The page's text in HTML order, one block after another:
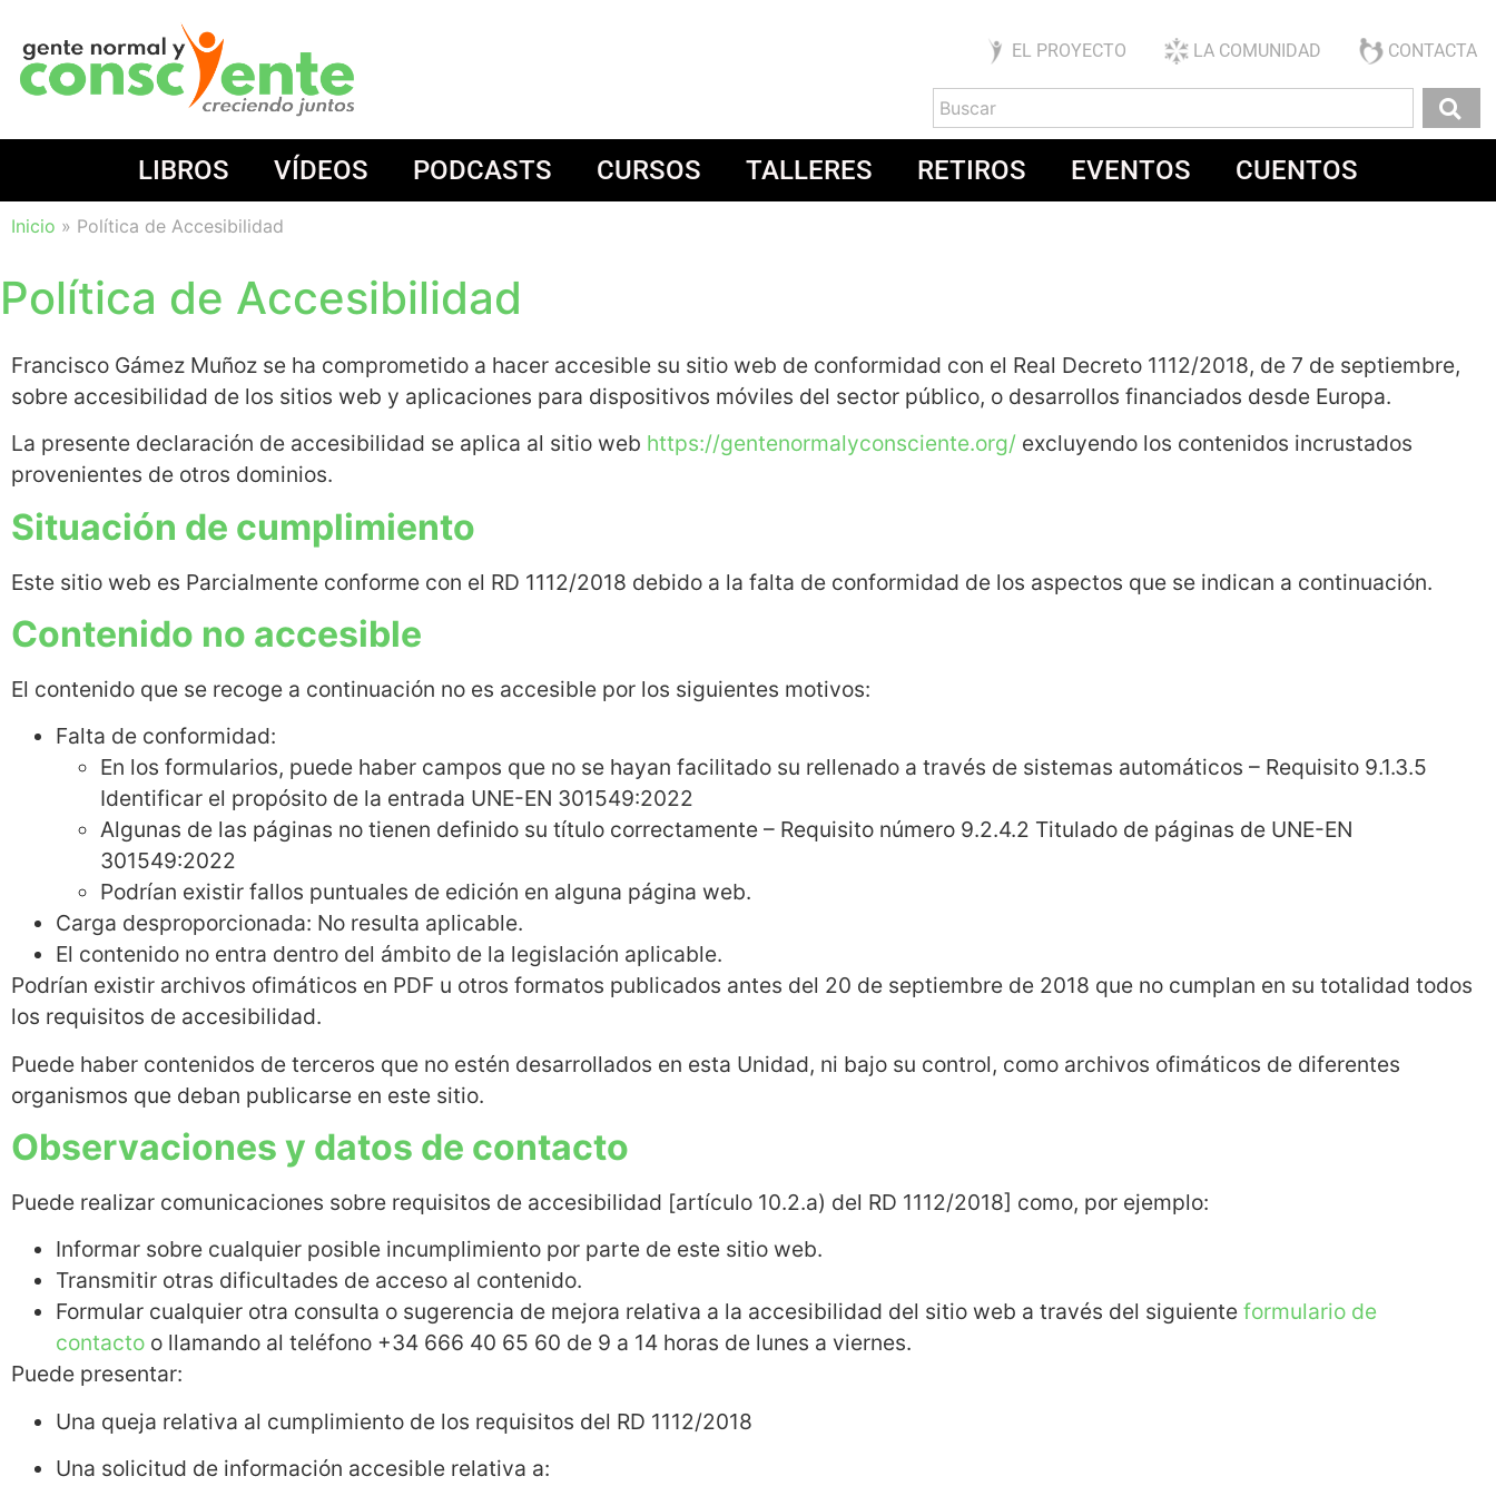
EL PROYECTO LA COMUNIDAD CONTACTA
LIBROS VÍDEOS PODCASTS CURSOS TALLERES RETIROS EVENTOS CUENTOS
Inicio » Política de Accesibilidad
Política de Accesibilidad
Francisco Gámez Muñoz se ha comprometido a hacer accesible su sitio web de conformidad con el Real Decreto 1112/2018, de 7 de septiembre,
sobre accesibilidad de los sitios web y aplicaciones para dispositivos móviles del sector público, o desarrollos financiados desde Europa.
La presente declaración de accesibilidad se aplica al sitio web https://gentenormalyconsciente.org/ excluyendo los contenidos incrustados
provenientes de otros dominios.
Situación de cumplimiento
Este sitio web es Parcialmente conforme con el RD 1112/2018 debido a la falta de conformidad de los aspectos que se indican a continuación.
Contenido no accesible
El contenido que se recoge a continuación no es accesible por los siguientes motivos:
Falta de conformidad:
En los formularios, puede haber campos que no se hayan facilitado su rellenado a través de sistemas automáticos – Requisito 9.1.3.5
Identificar el propósito de la entrada UNE-EN 301549:2022
Algunas de las páginas no tienen definido su título correctamente – Requisito número 9.2.4.2 Titulado de páginas de UNE-EN
301549:2022
Podrían existir fallos puntuales de edición en alguna página web.
Carga desproporcionada: No resulta aplicable.
El contenido no entra dentro del ámbito de la legislación aplicable.
Podrían existir archivos ofimáticos en PDF u otros formatos publicados antes del 20 de septiembre de 2018 que no cumplan en su totalidad todos
los requisitos de accesibilidad.
Puede haber contenidos de terceros que no estén desarrollados en esta Unidad, ni bajo su control, como archivos ofimáticos de diferentes
organismos que deban publicarse en este sitio.
Observaciones y datos de contacto
Puede realizar comunicaciones sobre requisitos de accesibilidad [artículo 10.2.a) del RD 1112/2018] como, por ejemplo:
Informar sobre cualquier posible incumplimiento por parte de este sitio web.
Transmitir otras dificultades de acceso al contenido.
Formular cualquier otra consulta o sugerencia de mejora relativa a la accesibilidad del sitio web a través del siguiente formulario de
contacto o llamando al teléfono +34 666 40 65 60 de 9 a 14 horas de lunes a viernes.
Puede presentar:
Una queja relativa al cumplimiento de los requisitos del RD 1112/2018
Una solicitud de información accesible relativa a: